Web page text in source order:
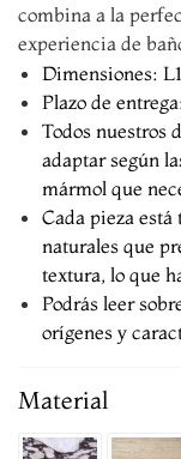
combina a la
experiencia de
Dimensiones:
Plazo de
Todos nuestros
adaptar según
mármol que
Cada pieza
naturales que
textura, lo que
Podrás leer
orígenes y
Material